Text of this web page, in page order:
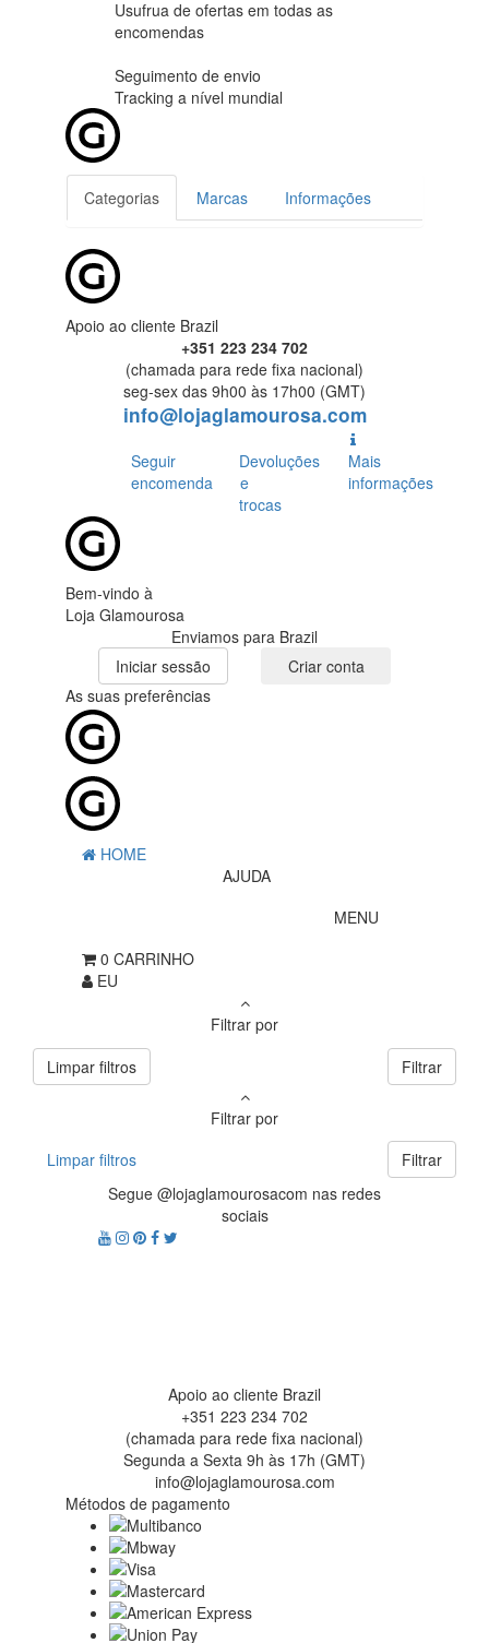
Usufrua de ofertas em todas as
encomendas
Seguimento de envio
Tracking a nível mundial
Categorias Marcas Informações
Apoio ao cliente Brazil
+351 223 234 702
(chamada para rede fixa nacional)
seg-sex das 9h00 às 17h00 (GMT)
info@lojaglamourosa.com
Seguir
encomenda
Devoluções
e
trocas
Mais
informações
Bem-vindo à
Loja Glamourosa
Enviamos para Brazil
Iniciar sessão
Criar conta
As suas preferências
HOME
AJUDA
MENU
0 CARRINHO
EU
Filtrar por
Limpar filtros
Filtrar
Filtrar por
Limpar filtros
Filtrar
Segue @lojaglamourosacom nas redes
sociais
Apoio ao cliente Brazil
+351 223 234 702
(chamada para rede fixa nacional)
Segunda a Sexta 9h às 17h (GMT)
info@lojaglamourosa.com
Métodos de pagamento